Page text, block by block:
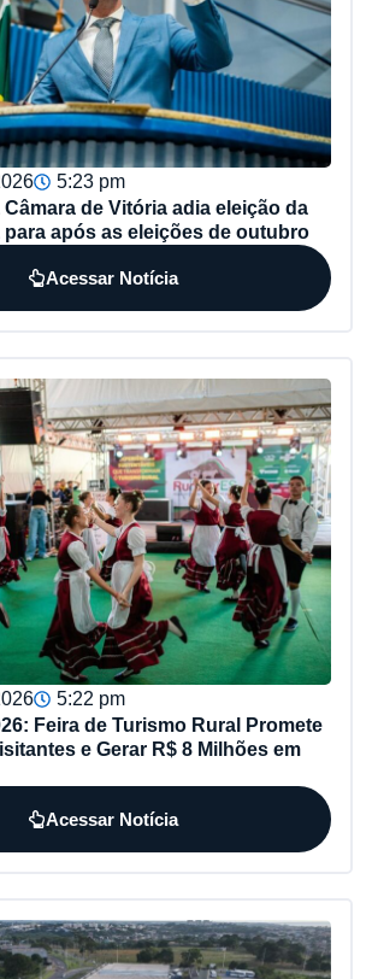
5:23 pm
Câmara de Vitória adia eleição da
para após as eleições de outubro
Acessar Notícia
5:22 pm
Feira de Turismo Rural Promete
e Gerar R$ 8 Milhões em
Acessar Notícia